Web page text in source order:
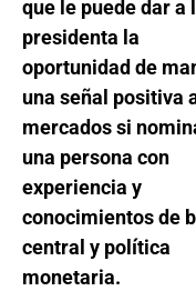
que le puede dar a
presidenta la
oportunidad de
una señal positiva
mercados si
una persona con
experiencia y
conocimientos de
central y política
monetaria.